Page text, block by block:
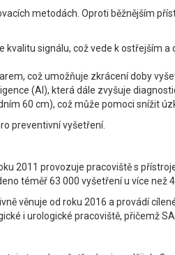
metodách. Oproti běžnějším
kvalitu signálu, což vede k ostřejším
což umožňuje zkrácení doby
(AI), která dále zvyšuje
60 cm), což může pomoci snížit
preventivní vyšetření.
2011 provozuje pracoviště s
téměř 63 000 vyšetření u více než
věnuje od roku 2016 a provádí
i urologické pracoviště, přičemž